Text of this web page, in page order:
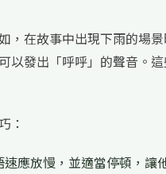
，在故事中出現下雨的場
以發出「呼呼」的聲音。
：
應放慢，並適當停頓，讓